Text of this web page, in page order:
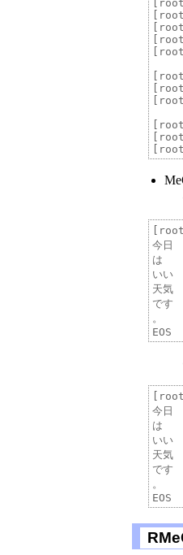
今日	名詞,副詞可能,*,*,*,*,今日,キョウ,キョー
は	助詞,係助詞,*,*,*,*,は,ハ,ワ
いい	形容詞,自立,*,*,形容詞・イイ,基本形,いい,イイ,イイ
天気	名詞,一般,*,*,*,*,天気,テンキ,テンキ
です	助動詞,*,*,*,特殊・デス,基本形,です,デス,デス
。	記号,句点,*,*,*,*,。,。,。
今日	キョウ	今日	名詞-副詞可能
は	ハ	は	助詞-係助詞
いい	イイ	いい	形容詞-自立	形容詞・イイ	基本形
天気	テンキ	天気	名詞-一般
です	デス	です	助動詞	特殊・デス	基本形
。	。	。	記号-句点